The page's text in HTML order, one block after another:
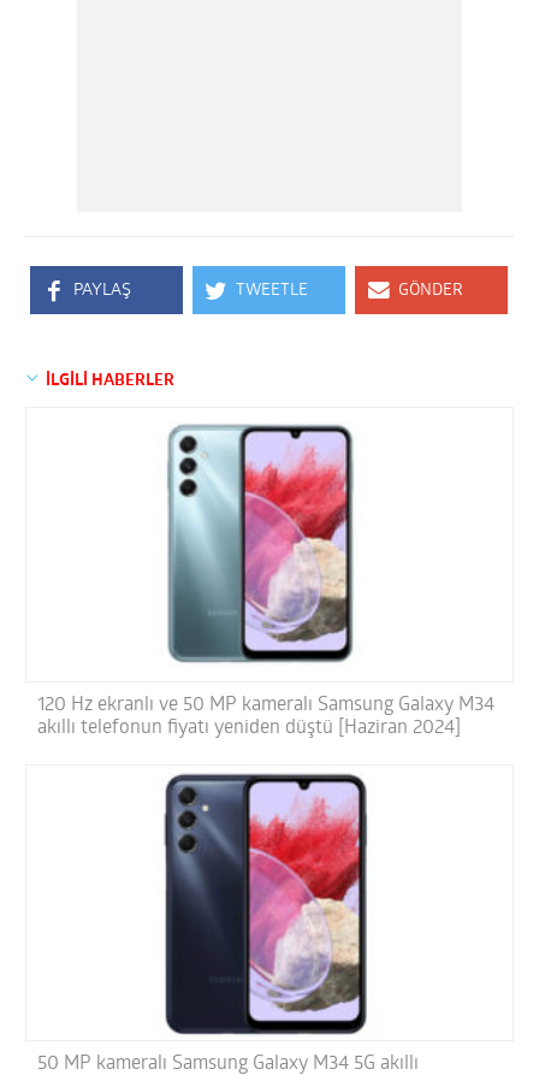
PAYLAŞ TWEETLE GÖNDER
İLGİLİ HABERLER
120 Hz ekranlı ve 50 MP kameralı Samsung Galaxy M34
akıllı telefonun fiyatı yeniden düştü [Haziran 2024]
50 MP kameralı Samsung Galaxy M34 5G akıllı